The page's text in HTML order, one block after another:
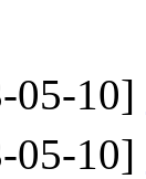
05-10]
05-10]